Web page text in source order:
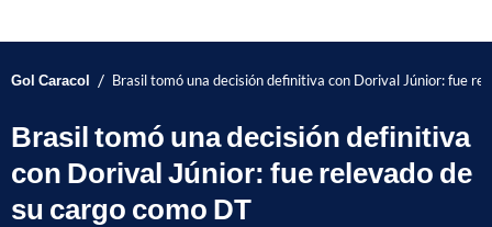
Gol Caracol / Brasil tomó una decisión definitiva con Dorival Júnior: fue
Brasil tomó una decisión definitiva
con Dorival Júnior: fue relevado de
su cargo como DT